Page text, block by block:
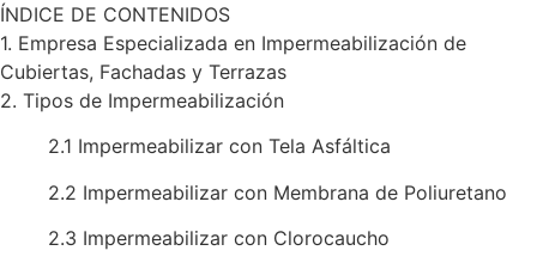
ÍNDICE DE CONTENIDOS
1. Empresa Especializada en Impermeabilización de
Cubiertas, Fachadas y Terrazas
2. Tipos de Impermeabilización
2.1 Impermeabilizar con Tela Asfáltica
2.2 Impermeabilizar con Membrana de Poliuretano
2.3 Impermeabilizar con Clorocaucho